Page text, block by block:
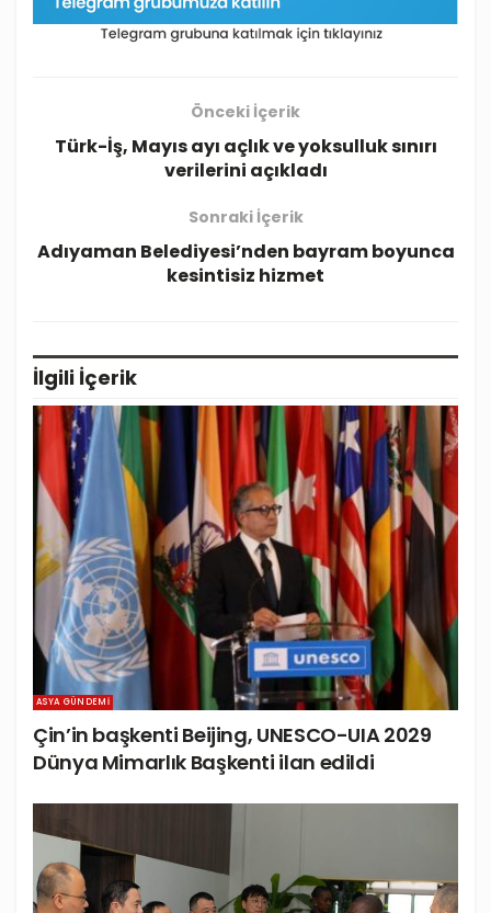
Önceki İçerik
Türk-İş, Mayıs ayı açlık ve yoksulluk sınırı
verilerini açıkladı
Sonraki İçerik
Adıyaman Belediyesi’nden bayram boyunca
kesintisiz hizmet
İlgili İçerik
ASYA GÜNDEMI
Çin’in başkenti Beijing, UNESCO-UIA 2029
Dünya Mimarlık Başkenti ilan edildi